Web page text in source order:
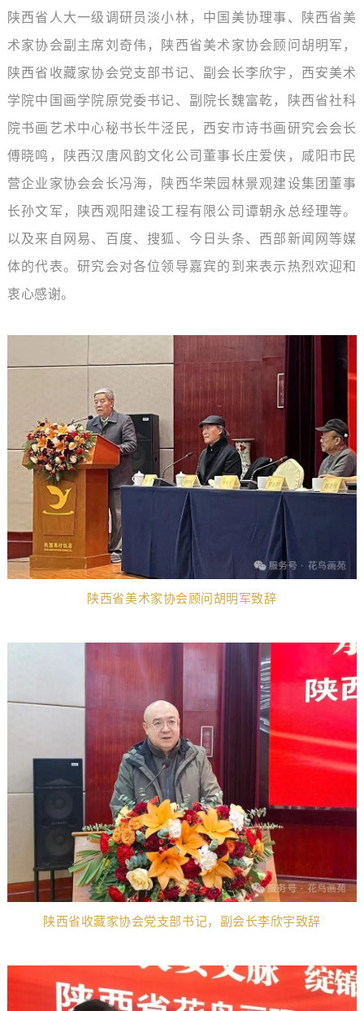
陕西省人大一级调研员淡小林，中国美协理事、陕西省美
术家协会副主席刘奇伟，陕西省美术家协会顾问胡明军，
陕西省收藏家协会党支部书记、副会长李欣宇，西安美术
学院中国画学院原党委书记、副院长魏富乾，陕西省社科
院书画艺术中心秘书长牛泾民，西安市诗书画研究会会长
傅晓鸣，陕西汉唐风韵文化公司董事长庄爱侠，咸阳市民
营企业家协会会长冯海，陕西华荣园林景观建设集团董事
长孙文军，陕西观阳建设工程有限公司谭朝永总经理等。
以及来自网易、百度、搜狐、今日头条、西部新闻网等媒
体的代表。研究会对各位领导嘉宾的到来表示热烈欢迎和
衷心感谢。
陕西省美术家协会顾问胡明军致辞
陕西省收藏家协会党支部书记， 副会长李欣宇致辞